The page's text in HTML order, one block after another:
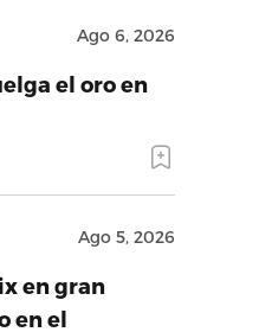
Ago 6, 2026
el oro en
Ago 5, 2026
en gran
en el